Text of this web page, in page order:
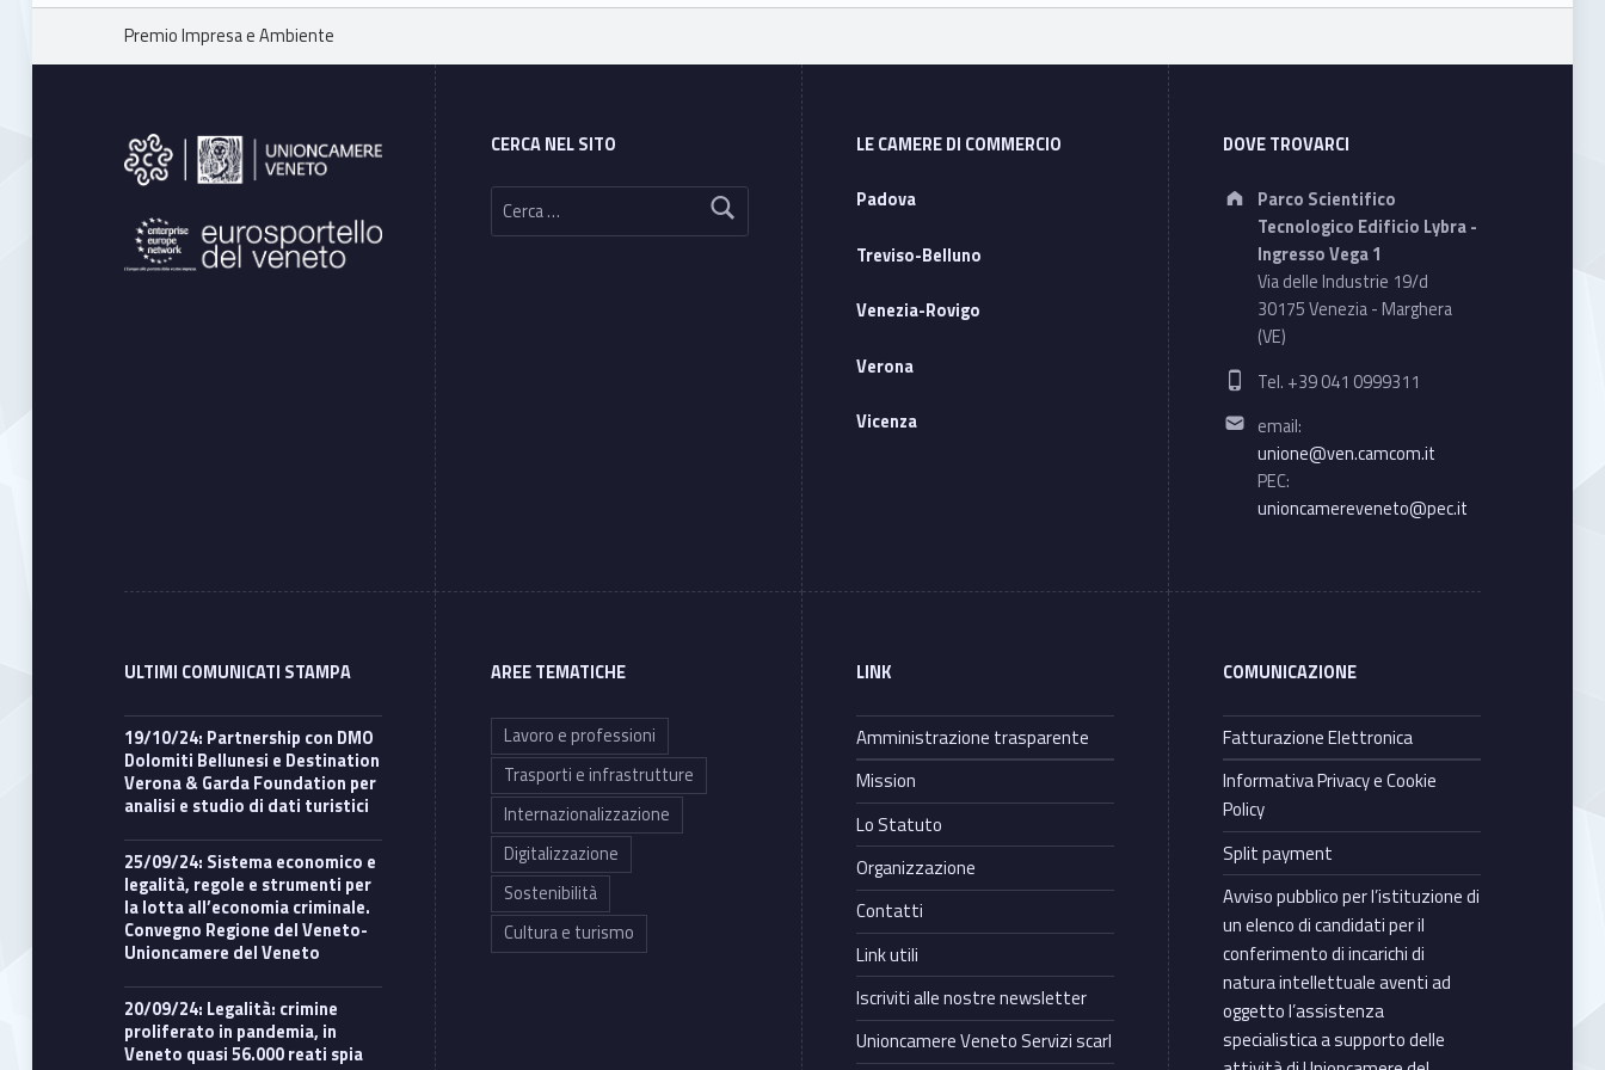
Breadcrumbs navigation
Premio Impresa e Ambiente
Footer sidebar
CERCA NEL SITO
Ricerca per:
LE CAMERE DI COMMERCIO
Padova
Treviso-Belluno
Venezia-Rovigo
Verona
Vicenza
DOVE TROVARCI
Address:
Parco Scientifico
Tecnologico Edificio Lybra -
Ingresso Vega 1
Via delle Industrie 19/d
30175 Venezia - Marghera
(VE)
Phone number:
Tel. +39 041 0999311
Email address:
email:
unione@ven.camcom.it
PEC:
unioncamereveneto@pec.it
ULTIMI COMUNICATI STAMPA
19/10/24: Partnership con DMO
Dolomiti Bellunesi e Destination
Verona & Garda Foundation per
analisi e studio di dati turistici
25/09/24: Sistema economico e
legalità, regole e strumenti per
la lotta all’economia criminale.
Convegno Regione del Veneto-
Unioncamere del Veneto
20/09/24: Legalità: crimine
proliferato in pandemia, in
Veneto quasi 56.000 reati spia
AREE TEMATICHE
Lavoro e professioni
Trasporti e infrastrutture
Internazionalizzazione
Digitalizzazione
Sostenibilità
Cultura e turismo
LINK
Amministrazione trasparente
Mission
Lo Statuto
Organizzazione
Contatti
Link utili
Iscriviti alle nostre newsletter
Unioncamere Veneto Servizi scarl
COMUNICAZIONE
Fatturazione Elettronica
Informativa Privacy e Cookie
Policy
Split payment
Avviso pubblico per l’istituzione di
un elenco di candidati per il
conferimento di incarichi di
natura intellettuale aventi ad
oggetto l’assistenza
specialistica a supporto delle